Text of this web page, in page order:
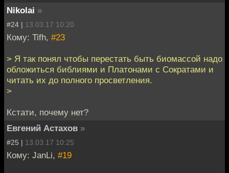
Nikolai »
#24 | 13.03.17 10:20
Кому: Tifh, #23
> Я так понял чтобы перестать быть биомассой надо
обложиться библиями и Платонами с Сократами и
читать их до полного просветления.
>
Кстати, почему нет?
Евгений Астахов »
#25 | 13.03.17 10:25
Кому: JanLi, #19